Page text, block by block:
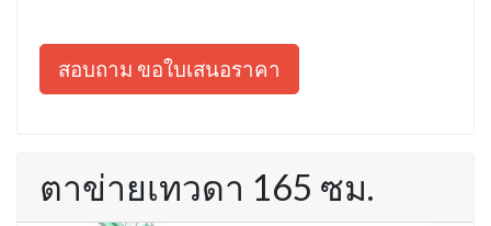
สอบถาม ขอใบเสนอราคา
ตาข่ายเทวดา 165 ซม.